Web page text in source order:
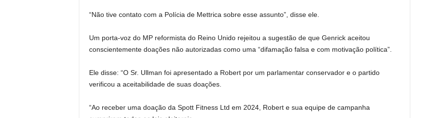
“Não tive contato com a Polícia de Mettrica sobre esse assunto”, disse ele.
Um porta-voz do MP reformista do Reino Unido rejeitou a sugestão de que Genrick aceitou
conscientemente doações não autorizadas como uma “difamação falsa e com motivação política”.
Ele disse: “O Sr. Ullman foi apresentado a Robert por um parlamentar conservador e o partido
verificou a aceitabilidade de suas doações.
“Ao receber uma doação da Spott Fitness Ltd em 2024, Robert e sua equipe de campanha